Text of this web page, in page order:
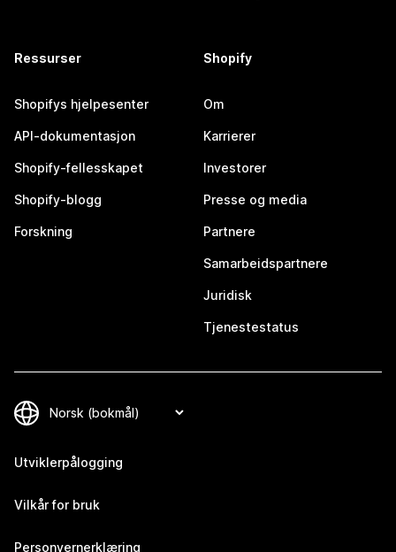
Ressurser
Shopifys hjelpesenter
API-dokumentasjon
Shopify-fellesskapet
Shopify-blogg
Forskning
Shopify
Om
Karrierer
Investorer
Presse og media
Partnere
Samarbeidspartnere
Juridisk
Tjenestestatus
Utviklerpålogging
Vilkår for bruk
Personvernerklæring